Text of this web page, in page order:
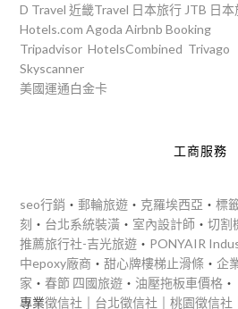
D Travel 近畿Travel 日本旅行 JTB 日
Hotels.com Agoda Airbnb Booking
Tripadvisor HotelsCombined Trivago
Skyscanner
美國運通白金卡
工商服務
seo行銷 ‧郵輪旅遊 ‧ 克羅埃西亞 ‧標
刻 ‧ 台北系統裝潢 ‧ 室內設計師 ‧切割
推薦旅行社-吉光旅遊 ‧ PONYAIR
中epoxy廠商 ‧甜心牌樓梯止滑條 ‧企
家 ‧春節 四國旅遊 ‧ 油壓拖板車價格 ‧
專業徵信社 台北徵信社 ｜桃園徵信社